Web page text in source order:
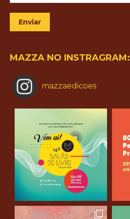
Enviar
MAZZA NO INSTRAGRAM:
mazzaedicoes